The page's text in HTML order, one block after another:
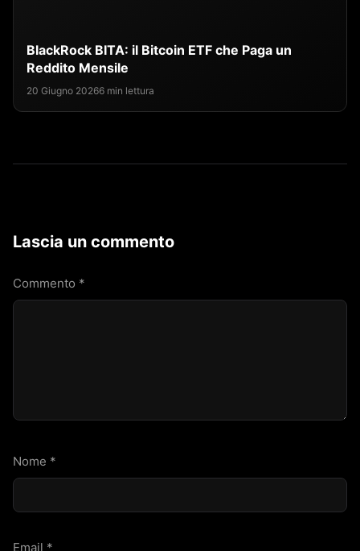
BlackRock BITA: il Bitcoin ETF che Paga un
Reddito Mensile
20 Giugno 20266 min lettura
Lascia un commento
Commento *
Nome *
Email *